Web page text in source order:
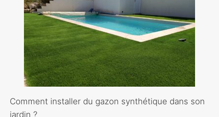
Comment installer du gazon synthétique dans son
jardin ?